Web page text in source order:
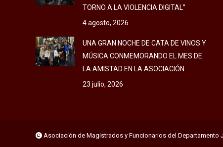
TORNO A LA VIOLENCIA DIGITAL”
4 agosto, 2026
UNA GRAN NOCHE DE CATA DE VINOS Y
MÚSICA CONMEMORANDO EL MES DE
LA AMISTAD EN LA ASOCIACIÓN
23 julio, 2026
Asociación de Magistrados y Funcionarios del Departamento